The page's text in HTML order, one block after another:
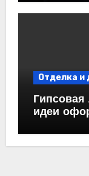
Отделка и
Гипсовая
идеи